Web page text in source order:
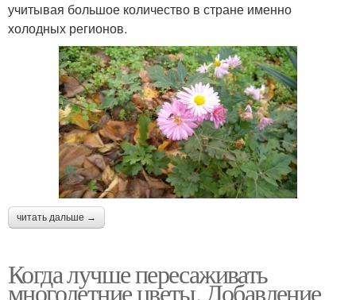
учитывая большое количество в стране именно
холодных регионов.
читать дальше →
Когда лучше пересаживать
многолетние цветы. Добавление